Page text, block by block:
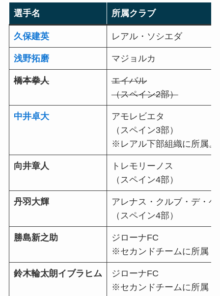
選手名 所属クラブ
久保建英 レアル・ソシエダ
浅野拓磨 マジョルカ
橋本拳人
エイバル
（スペイン2部）
中井卓大
アモレビエタ
（スペイン3部）
※レアル下部組織に所属。
向井章人
トレモリーノス
（スペイン4部）
丹羽大輝
アレナス・クルブ・デ・ゲ
（スペイン4部）
勝島新之助
ジローナFC
※セカンドチームに所属
鈴木輪太朗イブラヒム
ジローナFC
※セカンドチームに所属